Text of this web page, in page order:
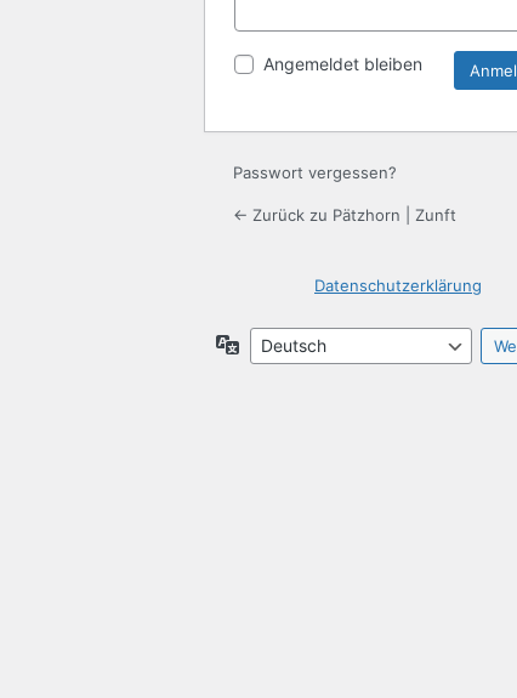
Angemeldet bleiben
Passwort vergessen?
← Zurück zu Pätzhorn | Zunft
Datenschutzerklärung
Sprache